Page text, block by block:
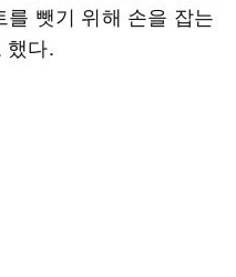
뺏기 위해 손을 잡는
했다.